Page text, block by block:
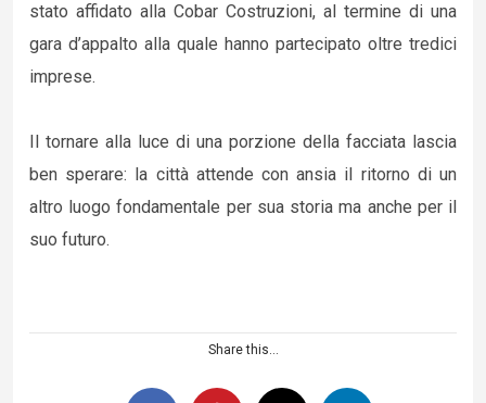
stato affidato alla Cobar Costruzioni, al termine di una
gara d’appalto alla quale hanno partecipato oltre tredici
imprese.
Il tornare alla luce di una porzione della facciata lascia
ben sperare: la città attende con ansia il ritorno di un
altro luogo fondamentale per sua storia ma anche per il
suo futuro.
Share this...